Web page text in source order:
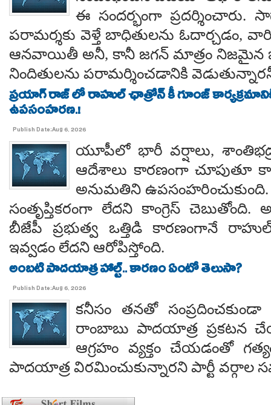
ఈ సందర్భంగా
పరామర్శకు వెళ్తే బాధితులను ఓదార్చడం,
ఆనవాయితీ అనీ, కానీ జగన్ మాత్రం నిజమైన
నిందితులను పరామర్శించడానికి
ప్రయాగ్ రాజ్ లో రాహుల్ ఛాత్రోన్ కీ గూంజ్
ఉపసంహరణ.!
Publish Date:Aug 6, 2026
యూపీలో భారీ వర్షాలు,
ఆదేశాలు కారణంగా చూపుతూ
అనుమతిని
సంతృప్తికరంగా లేదని కాంగ్రెస్ చెబుతోంది.
బీజేపీ ప్రభుత్వ ఒత్తిడి కారణంగానే
ఇవ్వడం లేదని ఆరోపిస్తోంది.
అంబటి పాదయాత్ర హాల్ట్.. కారణం ఏంటో తెలుసా?
Publish Date:Aug 6, 2026
కనీసం తనతో సంప్రదించకుండా
రాంబాబు పాదయాత్ర ప్రకటన
ఆగ్రహం వ్యక్తం చేయడంతో
పాదయాత్ర విరమించుకున్నారని పార్టీ వర్గాల